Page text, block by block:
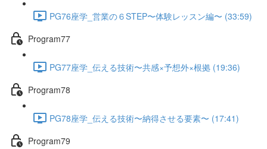
PG76座学_営業の６STEP〜体験レッスン編〜 (33:59)
Program77
PG77座学_伝える技術〜共感×予想外×根拠 (19:36)
Program78
PG78座学_伝える技術〜納得させる要素〜 (17:41)
Program79